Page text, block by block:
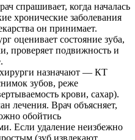
спрашивает, когда началась
хронические заболевания
он принимает.
оценивает состояние зуба,
проверяет подвижность и
назначают — КТ
зубов, реже
крови, сахар).
лечения. Врач объясняет,
обойтись
Если удаление неизбежно
(зуб извлекают